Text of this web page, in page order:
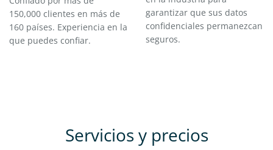
150,000 clientes en más de
160 países. Experiencia en la
que puedes confiar.
garantizar que sus datos
confidenciales permanezcan
seguros.
Servicios y precios